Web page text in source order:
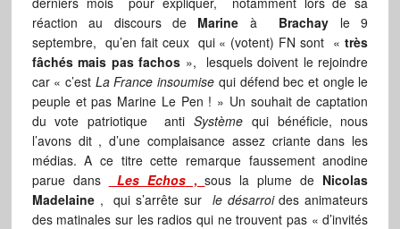
réaction au discours deMarine à Brachay le 9
septembre, qu’en fait ceux qui « (votent) FN sont «très
fâchés mais pas fachos », lesquels doivent le rejoindre
car « c’est La France insoumise qui défend bec et ongle le
peuple et pas Marine Le Pen ! » Un souhait de captation
du vote patriotique anti Système qui bénéficie, nous
l’avons dit , d’une complaisance assez criante dans les
médias. A ce titre cette remarque faussement anodine
parue dans
Les Echos,sous la plume de Nicolas
Madelaine, qui s’arrête sur le désarroides animateurs
des matinales sur les radios qui ne trouvent pas « d’invités